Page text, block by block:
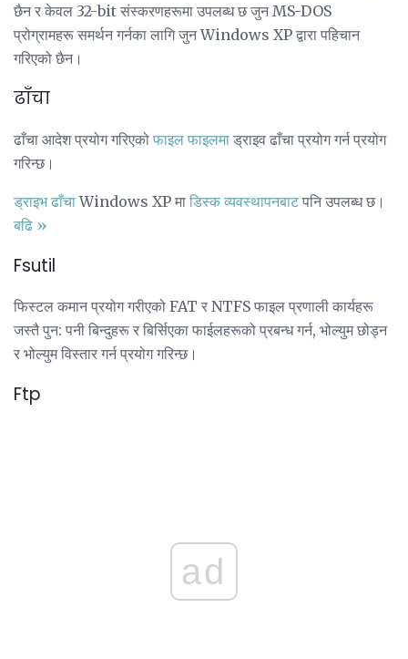
छैन र केवल 32-bit संस्करणहरूमा उपलब्ध छ जुन MS-DOS
प्रोग्रामहरू समर्थन गर्नका लागि जुन Windows XP द्वारा पहिचान
गरिएको छैन।
ढाँचा
ढाँचा आदेश प्रयोग गरिएको फाइल फाइलमा ड्राइव ढाँचा प्रयोग गर्न प्रयोग
गरिन्छ।
ड्राइभ ढाँचाWindows XP मा डिस्क व्यवस्थापनबाटपनि उपलब्ध छ।
बढि »
Fsutil
फिस्टल कमान प्रयोग गरीएको FAT र NTFS फाइल प्रणाली कार्यहरू
जस्तै पुन: पनी बिन्दुहरू र बिर्सिएका फाईलहरूको प्रबन्ध गर्न, भोल्युम छोड्न
र भोल्युम विस्तार गर्न प्रयोग गरिन्छ।
Ftp
ad